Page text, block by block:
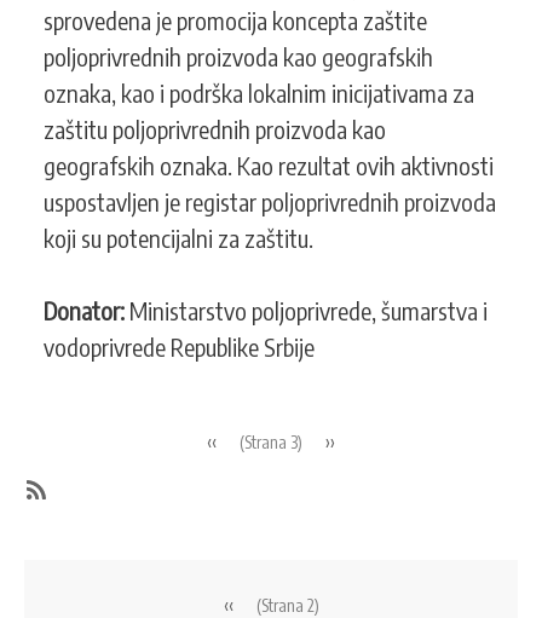
zaštite
kao
geografske
oznake
sprovedena je promocija koncepta zaštite
poljoprivrednih proizvoda kao geografskih
oznaka, kao i podrška lokalnim inicijativama za
zaštitu poljoprivrednih proizvoda kao
geografskih oznaka. Kao rezultat ovih aktivnosti
uspostavljen je registar poljoprivrednih proizvoda
koji su potencijalni za zaštitu.
Donator: Ministarstvo poljoprivrede, šumarstva i
vodoprivrede Republike Srbije
Previous
‹‹ (Strana 3)
Next
››
Previous
‹‹ (Strana 2)